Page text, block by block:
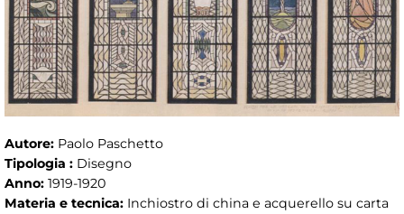
Autore: Paolo Paschetto
Tipologia : Disegno
Anno: 1919-1920
Materia e tecnica: Inchiostro di china e acquerello su carta